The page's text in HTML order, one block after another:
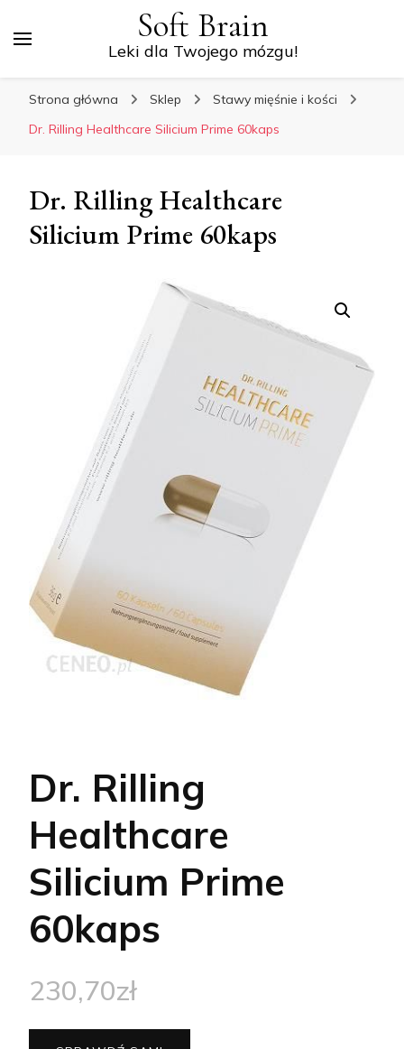
Soft Brain
Leki dla Twojego mózgu!
Strona główna Sklep
Stawy mięśnie i kości
Dr. Rilling Healthcare Silicium Prime 60kaps
Dr. Rilling Healthcare
Silicium Prime 60kaps
Dr. Rilling
Healthcare
Silicium Prime
60kaps
230,70zł